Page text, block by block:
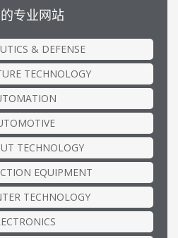
专业网站
& DEFENSE
TECHNOLOGY
TECHNOLOGY
EQUIPMENT
TECHNOLOGY